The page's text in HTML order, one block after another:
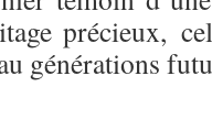
précieux,
générations